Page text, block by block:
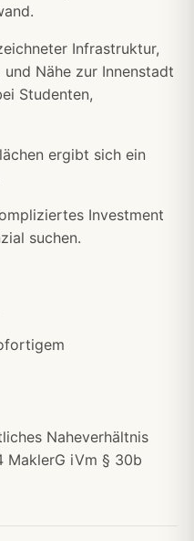
Infrastruktur,
Nähe zur Innenstadt
Studenten,
ergibt sich ein
Investment
suchen.
Naheverhältnis
MaklerG iVm § 30b